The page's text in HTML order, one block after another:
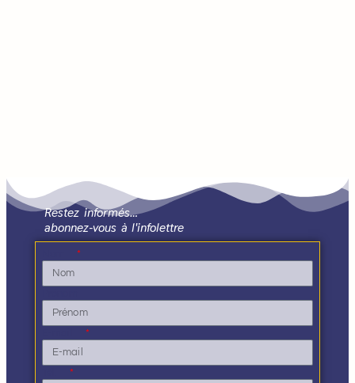
Restez informés…
abonnez-vous à l'infolettre